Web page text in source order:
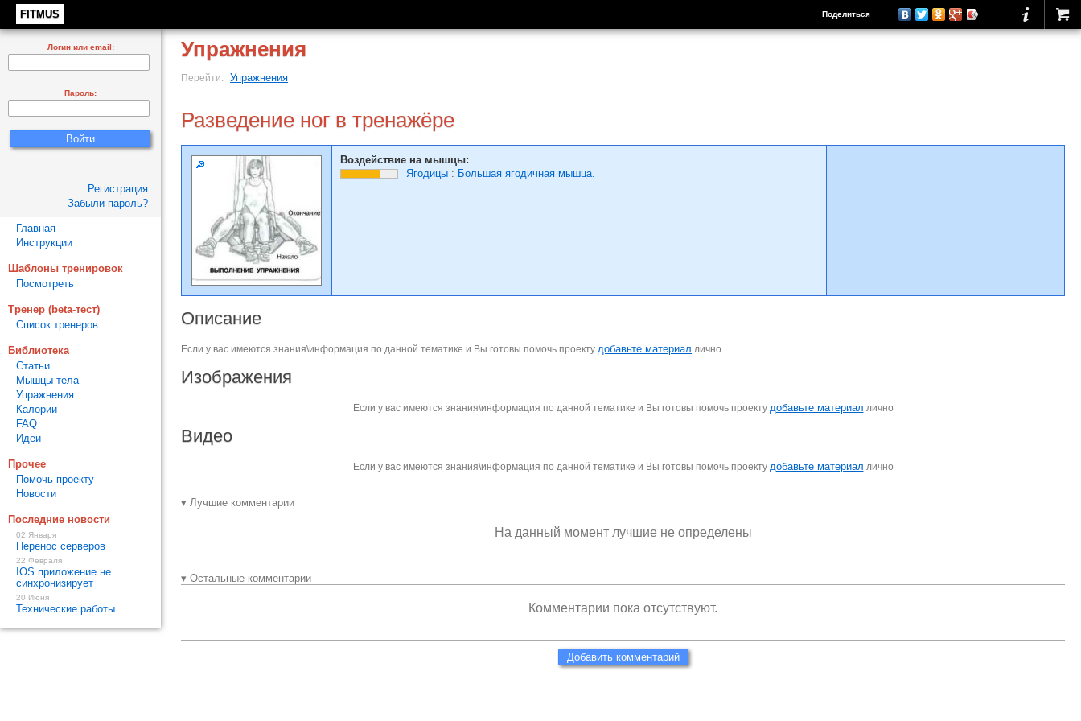
FITMUS Поделиться
Упражнения
Перейти: Упражнения
Разведение ног в тренажёре
Воздействие на мышцы:
Ягодицы : Большая ягодичная мышца.
Описание
Если у вас имеются знания\информация по данной тематике и Вы готовы помочь проекту добавьте материал лично
Изображения
Если у вас имеются знания\информация по данной тематике и Вы готовы помочь проекту добавьте материал лично
Видео
Если у вас имеются знания\информация по данной тематике и Вы готовы помочь проекту добавьте материал лично
▾ Лучшие комментарии
На данный момент лучшие не определены
▾ Остальные комментарии
Комментарии пока отсутствуют.
Добавить комментарий
Логин или email:
Пароль:
Регистрация
Забыли пароль?
Главная
Инструкции
Шаблоны тренировок
Посмотреть
Тренер (beta-тест)
Список тренеров
Библиотека
Статьи
Мышцы тела
Упражнения
Калории
FAQ
Идеи
Прочее
Помочь проекту
Новости
Последние новости
02 Января
Перенос серверов
22 Февраля
IOS приложение не
синхронизирует
20 Июня
Технические работы